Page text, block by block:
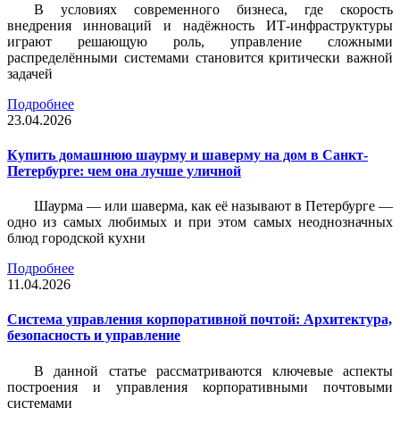
В условиях современного бизнеса, где скорость
внедрения инноваций и надёжность ИТ-инфраструктуры
играют решающую роль, управление сложными
распределёнными системами становится критически важной
задачей
Подробнее
23.04.2026
Купить домашнюю шаурму и шаверму на дом в Санкт-
Петербурге: чем она лучше уличной
Шаурма — или шаверма, как её называют в Петербурге —
одно из самых любимых и при этом самых неоднозначных
блюд городской кухни
Подробнее
11.04.2026
Система управления корпоративной почтой: Архитектура,
безопасность и управление
В данной статье рассматриваются ключевые аспекты
построения и управления корпоративными почтовыми
системами